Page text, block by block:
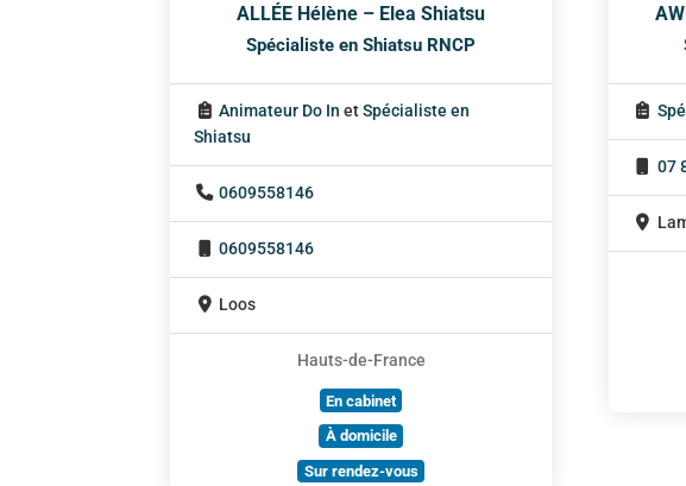
ALLÉE Hélène – Elea Shiatsu
Spécialiste en Shiatsu RNCP
Animateur Do In etSpécialiste en
Shiatsu
0609558146
0609558146
Loos
Hauts-de-France
En cabinet
À domicile
Sur rendez-vous
07